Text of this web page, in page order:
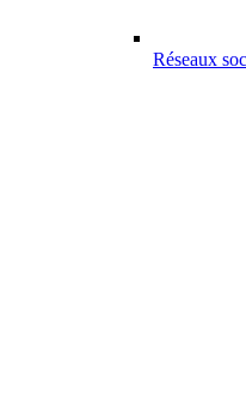
Réseaux